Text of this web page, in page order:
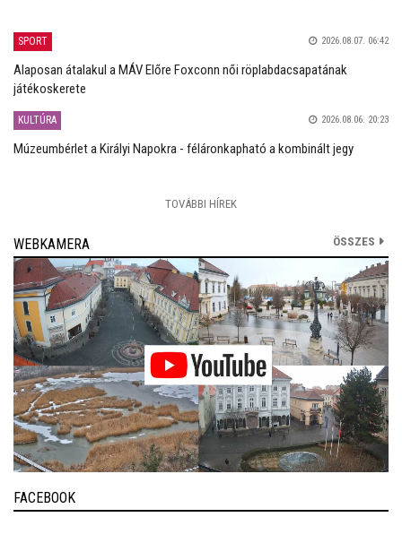
SPORT 2026.08.07. 06:42
Alaposan átalakul a MÁV Előre Foxconn női röplabdacsapatának
játékoskerete
KULTÚRA 2026.08.06. 20:23
Múzeumbérlet a Királyi Napokra - féláronkapható a kombinált jegy
TOVÁBBI HÍREK
WEBKAMERA ÖSSZES
FACEBOOK